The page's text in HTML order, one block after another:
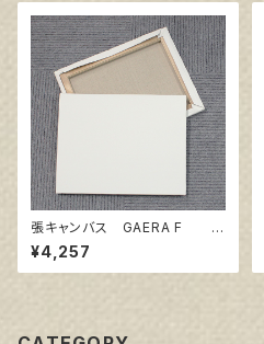
張キャンバス GAERA F 1
5号
¥4,257